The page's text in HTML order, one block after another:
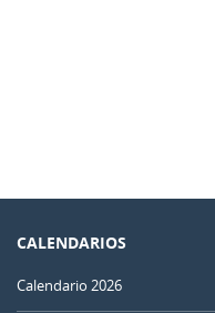
CALENDARIOS
Calendario 2026